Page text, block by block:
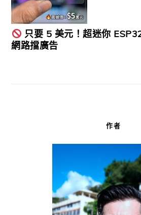
只要 5 美元！超迷你
網路擋廣告
作者